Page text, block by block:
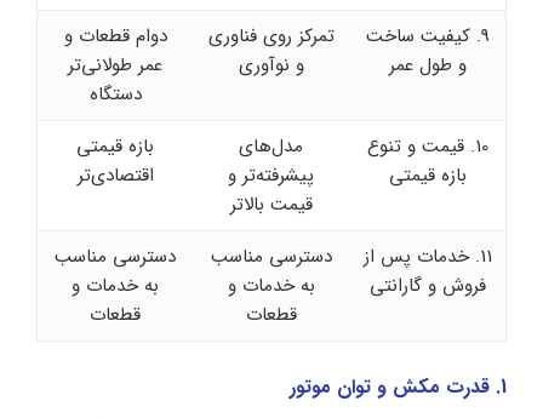
9. کیفیت ساخت
و طول عمر
تمرکز روی فناوری
و نوآوری
دوام قطعات و
عمر طولانی‌تر
دستگاه
10. قیمت و تنوع
بازه قیمتی
مدل‌های
پیشرفته‌تر و
قیمت بالاتر
بازه قیمتی
اقتصادی‌تر
11. خدمات پس از
فروش و گارانتی
دسترسی مناسب
به خدمات و
قطعات
دسترسی مناسب
به خدمات و
قطعات
1. قدرت مکش و توان موتور